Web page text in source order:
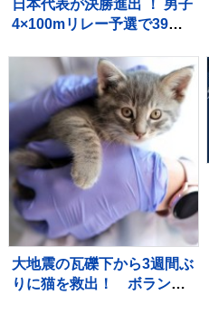
日本代表が決勝進出 ！ 男子
4×100mリレー予選で39秒
イナルへ【U20世界陸上】
大地震の瓦礫下から3週間ぶ
りに猫を救出！ ボランテ